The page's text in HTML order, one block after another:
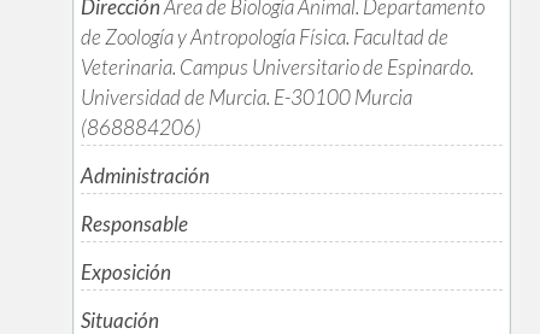
DirecciónÁrea de Biología Animal. Departamento
de Zoología y Antropología Física. Facultad de
Veterinaria. Campus Universitario de Espinardo.
Universidad de Murcia. E-30100 Murcia
(868884206)
Administración
Responsable
Exposición
Situación